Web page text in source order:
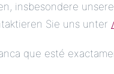
insbesondere
Sie uns unter
que esté